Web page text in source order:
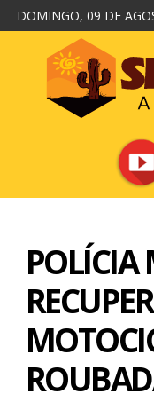
DOMINGO, 09 DE
POLÍCIA